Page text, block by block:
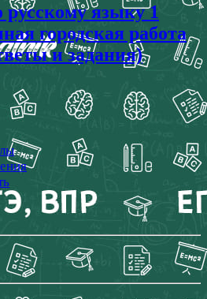
языку 1
городская работа
и задания)